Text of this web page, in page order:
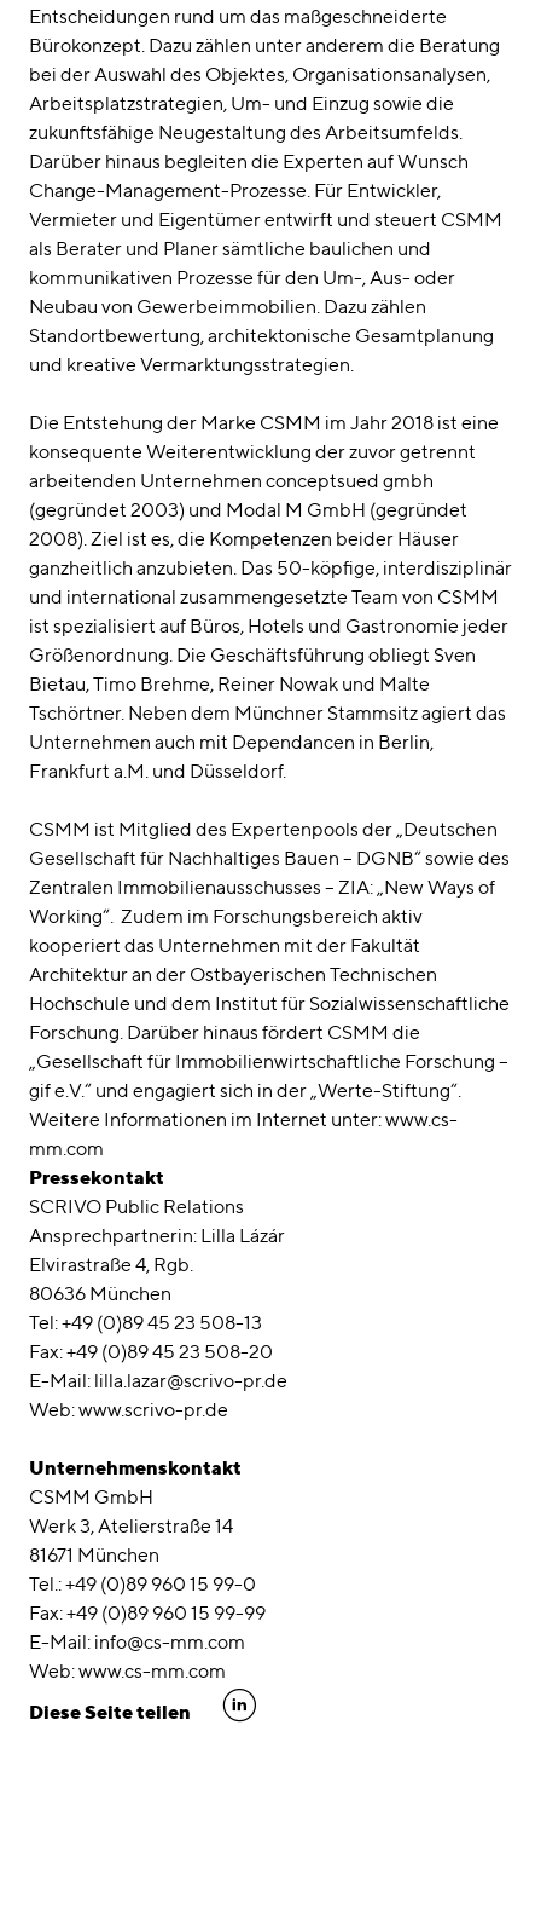
Entscheidungen rund um das maßgeschneiderte
Bürokonzept. Dazu zählen unter anderem die Beratung
bei der Auswahl des Objektes, Organisationsanalysen,
Arbeitsplatzstrategien, Um- und Einzug sowie die
zukunftsfähige Neugestaltung des Arbeitsumfelds.
Darüber hinaus begleiten die Experten auf Wunsch
Change-Management-Prozesse. Für Entwickler,
Vermieter und Eigentümer entwirft und steuert CSMM
als Berater und Planer sämtliche baulichen und
kommunikativen Prozesse für den Um-, Aus- oder
Neubau von Gewerbeimmobilien. Dazu zählen
Standortbewertung, architektonische Gesamtplanung
und kreative Vermarktungsstrategien.
Die Entstehung der Marke CSMM im Jahr 2018 ist eine
konsequente Weiterentwicklung der zuvor getrennt
arbeitenden Unternehmen conceptsued gmbh
(gegründet 2003) und Modal M GmbH (gegründet
2008). Ziel ist es, die Kompetenzen beider Häuser
ganzheitlich anzubieten. Das 50-köpfige, interdisziplinär
und international zusammengesetzte Team von CSMM
ist spezialisiert auf Büros, Hotels und Gastronomie jeder
Größenordnung. Die Geschäftsführung obliegt Sven
Bietau, Timo Brehme, Reiner Nowak und Malte
Tschörtner. Neben dem Münchner Stammsitz agiert das
Unternehmen auch mit Dependancen in Berlin,
Frankfurt a.M. und Düsseldorf.
CSMM ist Mitglied des Expertenpools der „Deutschen
Gesellschaft für Nachhaltiges Bauen – DGNB“ sowie des
Zentralen Immobilienausschusses – ZIA: „New Ways of
Working“. Zudem im Forschungsbereich aktiv
kooperiert das Unternehmen mit der Fakultät
Architektur an der Ostbayerischen Technischen
Hochschule und dem Institut für Sozialwissenschaftliche
Forschung. Darüber hinaus fördert CSMM die
„Gesellschaft für Immobilienwirtschaftliche Forschung –
gif e.V.“ und engagiert sich in der „Werte-Stiftung“.
Weitere Informationen im Internet unter: www.cs-
mm.com
Pressekontakt
SCRIVO Public Relations
Ansprechpartnerin: Lilla Lázár
Elvirastraße 4, Rgb.
80636 München
Tel: +49 (0)89 45 23 508-13
Fax: +49 (0)89 45 23 508-20
E-Mail: lilla.lazar@scrivo-pr.de
Web: www.scrivo-pr.de
Unternehmenskontakt
CSMM GmbH
Werk 3, Atelierstraße 14
81671 München
Tel.: +49 (0)89 960 15 99-0
Fax: +49 (0)89 960 15 99-99
E-Mail: info@cs-mm.com
Web: www.cs-mm.com
Diese Seite teilen
linkedin